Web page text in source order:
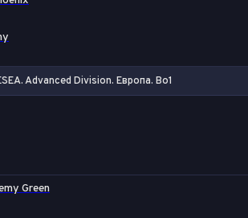
Advanced Division. Европа. Bo1
Green